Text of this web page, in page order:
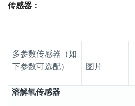
传感器：
多参数传感器（如
下参数可选配）
图片
溶解氧传感器